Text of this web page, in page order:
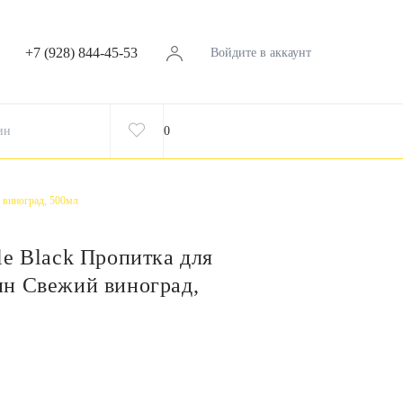
+7 (928) 844-45-53 Войдите в аккаунт
0
500мл
Black Пропитка для
Свежий виноград,